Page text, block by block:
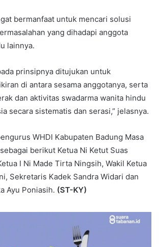
bermanfaat untuk mencari solusi
yang dihadapi anggota
lainnya.
prinsipnya ditujukan untuk
di antara sesama anggotanya, serta
dan aktivitas swadarma wanita hindu
secara sistematis dan serasi,” jelasnya.
WHDI Kabupaten Badung Masa
berikut Ketua Ni Ketut Suas
I Ni Made Tirta Ningsih, Wakil Ketua
Sekretaris Kadek Sandra Widari dan
Ayu Poniasih. (ST-KY)